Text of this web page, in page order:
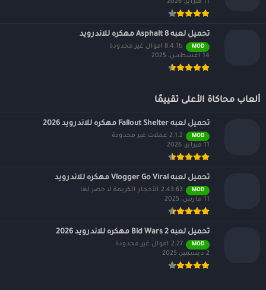
11 فبراير، 2026
تحميل لعبه Asphalt 8 مهكره للاندرويد
MOD
8.4.1b اموال غير محدودة
14 أغسطس، 2025
ألعاب محاكاة الأعلى تقييمًا
تحميل لعبه Fallout Shelter مهكره للاندرويد 2026
MOD
2.1.2 عملات غير محدودة
11 فبراير، 2026
تحميل لعبه Vlogger Go Viral مهكره للاندرويد
MOD
2.43.63 الأحجار الكريمة لا حصر لها
11 مارس، 2025
تحميل لعبه Bid Wars 2 مهكره للاندرويد 2026
MOD
2.27 اموال غير محدودة
2 ديسمبر، 2025